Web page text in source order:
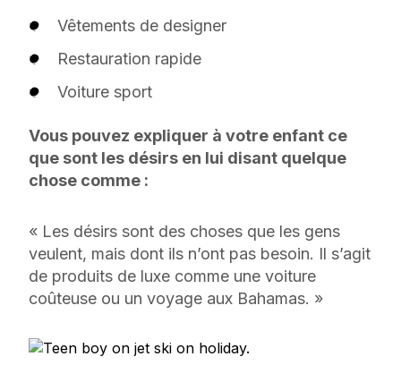
Vêtements de designer
Restauration rapide
Voiture sport
Vous pouvez expliquer à votre enfant ce
que sont les désirs en lui disant quelque
chose comme :
« Les désirs sont des choses que les gens
veulent, mais dont ils n’ont pas besoin. Il s’agit
de produits de luxe comme une voiture
coûteuse ou un voyage aux Bahamas. »